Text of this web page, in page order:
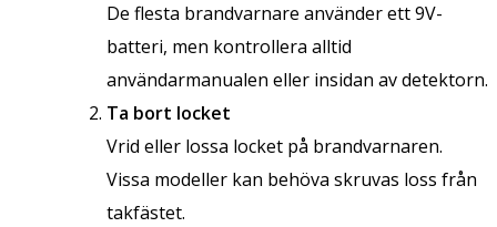
De flesta brandvarnare använder ett 9V-
batteri, men kontrollera alltid
användarmanualen eller insidan av detektorn.
Ta bort locket
Vrid eller lossa locket på brandvarnaren.
Vissa modeller kan behöva skruvas loss från
takfästet.